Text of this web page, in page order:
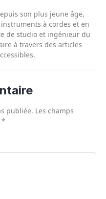
son plus jeune âge,
à cordes et en
de studio et ingénieur du
à travers des articles
publiée. Les champs
*